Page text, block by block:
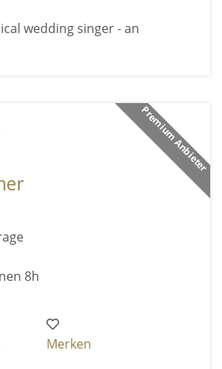
wedding singer - an
Premium Anbieter
8h
Merken